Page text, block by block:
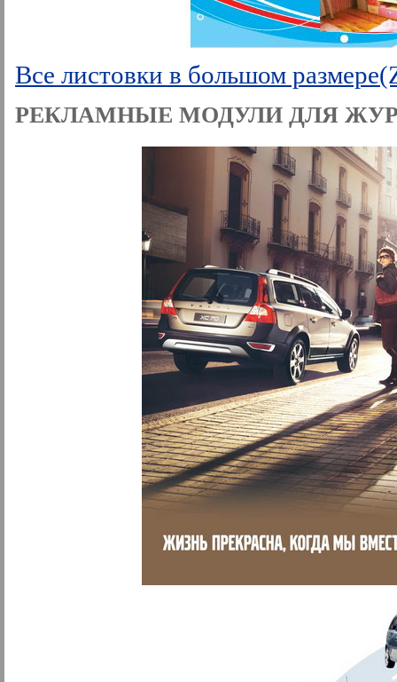
Все листовки в большом
РЕКЛАМНЫЕ МОДУЛИ ДЛЯ